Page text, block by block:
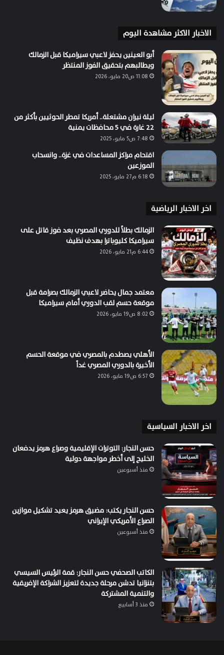
الاخبار الاكثر مشاهدة اليوم
أبو العينين يحفز لاعبي سيراميكا قبل الزمالك
ويطالبهم بتحقيق الفوز المنتظر
11:08 ص20 مايو، 2026
ليلة نيران مشتعلة.. أمريكا تمطر الحوثيين بأكثر من
22 غارة في 5 محافظات يمنية
7:48 ص5 مايو، 2025
اقتحام مراكز المساعدات في غزة.. وانسحاب
الموزعين
6:18 م27 مايو، 2025
اخر الاخبار الرياضية
الزمالك بطلاً للدوري المصري بعد فوز قاتل على
سيراميكا كليوباترا بهدف نظيف
6:44 م21 مايو، 2026
معتمد جمال يحاضر لاعبي الزمالك بصرامة قبل
موقعة حسم لقب الدوري أمام سيراميكا
8:02 ص19 مايو، 2026
الأهلي يصطدم بالمصري في موقعة الحسم
الأخيرة بالدوري المصري غداً
6:57 ص19 مايو، 2026
اخر الاخبار السياسية
حسن النجار: التوترات الإقليمية وصراع هرمز يدفعان
الخليج إلى أخطر مواجهة دولية
منذ أسبوعين
حسن النجار يكتب: مضيق هرمز يعيد تشكيل موازين
الصراع الأمريكي الإيراني
منذ أسبوعين
الكاتب الصحفي حسن النجار: قمة الرئيس السيسي
بتنزانيا تدشن مرحلة جديدة لتعزيز الشراكة الإفريقية
والتنمية المشتركة
منذ 3 أسابيع